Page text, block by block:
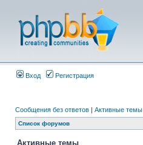
Вход Регистрация
Сообщения без ответов | Активные темы
Список форумов
Активные темы